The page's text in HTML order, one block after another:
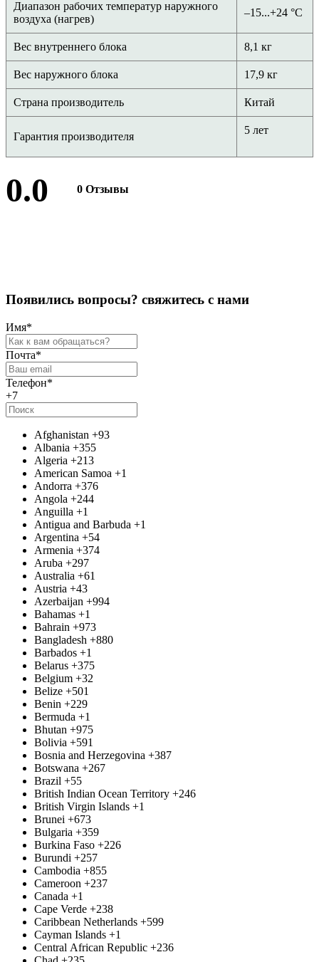
Диапазон рабочих температур наружного
воздуха (нагрев)
–15...+24 °С
Вес внутреннего блока 8,1 кг
Вес наружного блока 17,9 кг
Страна производитель Китай
Гарантия производителя
5 лет
0.0 0 Отзывы
Появились вопросы? свяжитесь с нами
Имя*
Почта*
Телефон*
+7
Afghanistan +93
Albania +355
Algeria +213
American Samoa +1
Andorra +376
Angola +244
Anguilla +1
Antigua and Barbuda +1
Argentina +54
Armenia +374
Aruba +297
Australia +61
Austria +43
Azerbaijan +994
Bahamas +1
Bahrain +973
Bangladesh +880
Barbados +1
Belarus +375
Belgium +32
Belize +501
Benin +229
Bermuda +1
Bhutan +975
Bolivia +591
Bosnia and Herzegovina +387
Botswana +267
Brazil +55
British Indian Ocean Territory +246
British Virgin Islands +1
Brunei +673
Bulgaria +359
Burkina Faso +226
Burundi +257
Cambodia +855
Cameroon +237
Canada +1
Cape Verde +238
Caribbean Netherlands +599
Cayman Islands +1
Central African Republic +236